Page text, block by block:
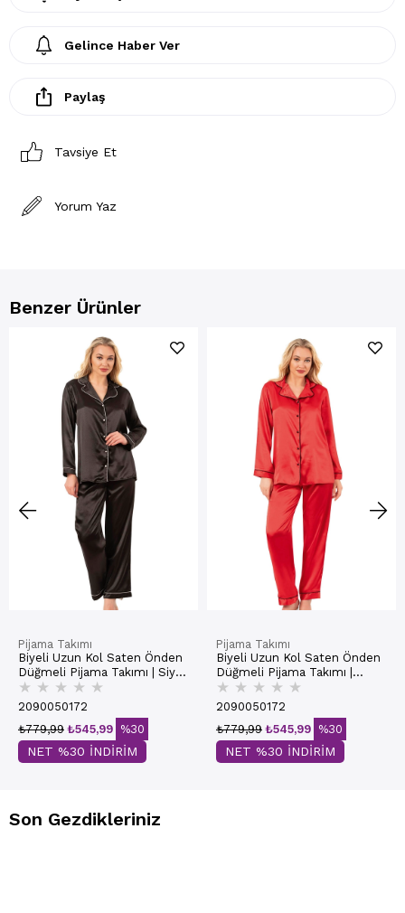
Gelince Haber Ver
Paylaş
Tavsiye Et
Yorum Yaz
Benzer Ürünler
Pijama Takımı
Biyeli Uzun Kol Saten Önden
Düğmeli Pijama Takımı | Siyah
7647
★ ★ ★ ★ ★
2090050172
₺545,99
₺779,99 %30
NET %30 İNDİRİM
Pijama Takımı
Biyeli Uzun Kol Saten Önden
Düğmeli Pijama Takımı |
Kırmızı 7647
★ ★ ★ ★ ★
2090050172
₺545,99
₺779,99 %30
NET %30 İNDİRİM
Son Gezdikleriniz